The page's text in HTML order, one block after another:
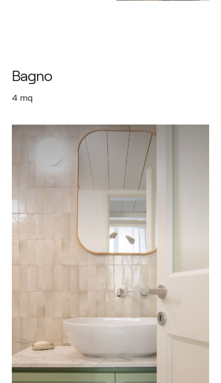
Bagno
4 mq